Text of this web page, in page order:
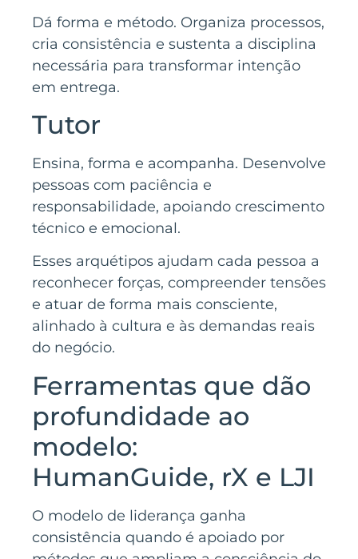
Dá forma e método. Organiza processos,
cria consistência e sustenta a disciplina
necessária para transformar intenção
em entrega.
Tutor
Ensina, forma e acompanha. Desenvolve
pessoas com paciência e
responsabilidade, apoiando crescimento
técnico e emocional.
Esses arquétipos ajudam cada pessoa a
reconhecer forças, compreender tensões
e atuar de forma mais consciente,
alinhado à cultura e às demandas reais
do negócio.
Ferramentas que dão
profundidade ao
modelo:
HumanGuide, rX e LJI
O modelo de liderança ganha
consistência quando é apoiado por